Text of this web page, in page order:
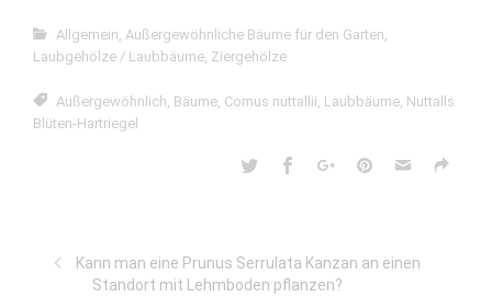
Allgemein, Außergewöhnliche Bäume für den Garten,
Laubgehölze / Laubbäume, Ziergehölze
Außergewöhnlich, Bäume, Cornus nuttallii, Laubbäume, Nuttalls
Blüten-Hartriegel
Kann man eine Prunus Serrulata Kanzan an einen
Standort mit Lehmboden pflanzen?